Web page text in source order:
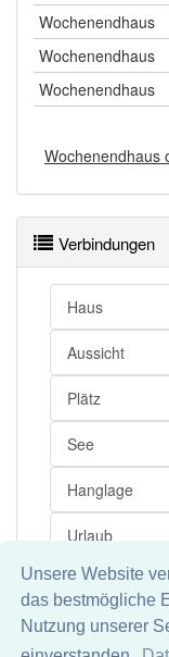
Unsere Website
das bestmögliche
Nutzung unserer
Wochenendhaus
Wochenendhaus
Wochenendhaus
Wochenendhaus
Verbindungen
Haus
Aussicht
Plätz
See
Hanglage
Urlaub
Hütte